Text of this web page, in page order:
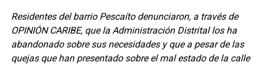
Residentes del barrio Pescaíto denunciaron, a través de
OPINIÓN CARIBE, que la Administración Distrital los ha
abandonado sobre sus necesidades y que a pesar de las
quejas que han presentado sobre el mal estado de la calle